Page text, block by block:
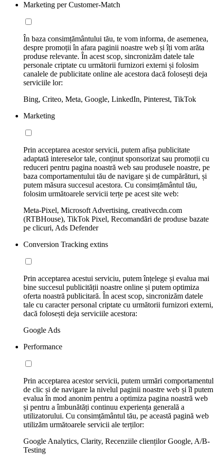
Marketing per Customer-Match
În baza consimțământului tău, te vom informa, de asemenea,
despre promoții în afara paginii noastre web și îți vom arăta
produse relevante. În acest scop, sincronizăm datele tale
personale criptate cu următorii furnizori externi și folosim
canalele de publicitate online ale acestora dacă folosești deja
serviciile lor:
Bing, Criteo, Meta, Google, LinkedIn, Pinterest, TikTok
Marketing
Prin acceptarea acestor servicii, putem afișa publicitate
adaptată intereselor tale, conținut sponsorizat sau promoții cu
reduceri pentru pagina noastră web sau produsele noastre, pe
baza comportamentului tău de navigare și de cumpărături, și
putem măsura succesul acestora. Cu consimțământul tău,
folosim următoarele servicii terțe pe acest site web:
Meta-Pixel, Microsoft Advertising, creativecdn.com
(RTBHouse), TikTok Pixel, Recomandări de produse bazate
pe clicuri, Ads Defender
Conversion Tracking extins
Prin acceptarea acestui serviciu, putem înțelege și evalua mai
bine succesul publicității noastre online și putem optimiza
oferta noastră publicitară. În acest scop, sincronizăm datele
tale cu caracter personal criptate cu următorii furnizori externi,
dacă folosești deja serviciile acestora:
Google Ads
Performance
Prin acceptarea acestor servicii, putem urmări comportamentul
de clic și de navigare la nivelul paginii noastre web și îl putem
evalua în mod anonim pentru a optimiza pagina noastră web
și pentru a îmbunătăți continuu experiența generală a
utilizatorului. Cu consimțământul tău, pe această pagină web
utilizăm următoarele servicii ale terților:
Google Analytics, Clarity, Recenziile clienților Google, A/B-
Testing